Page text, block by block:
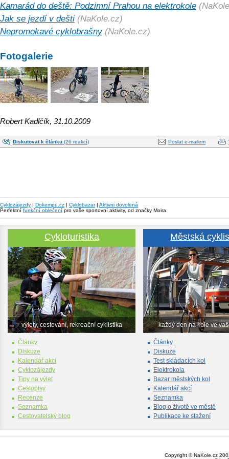
Kamarád do deště: Podzimní Prahou na elektrokole
Jak se jezdí v dešti (NaKole.cz)
Nepromokavé cyklobrašny(NaKole.cz)
Fotogalerie
Robert Kadlčík, 31.10.2009
Diskutovat k článku (26 reakcí) Poslat e-mailem
Cyklozájezdy | Dokempu.cz | Cyklobazar| Aktivni dovolená
Perfektní funkční oblečení pro vaše sportovní aktivity, od značky Moira.
Cykloturistika
výlety, cestování, rekreační cyklistika
Články
Diskuze
Kalendář akcí
Cyklozájezdy
Tipy na výlet
Cestopisy
Recenze
Seznamka
Cestovatelský blog
Městská
každý den na kole ve
Články
Diskuze
Test skládacích kol
Elektrokola
Bazar městských kol
Kalendář akcí
Seznamka
Blog o životě ve městě
Publikace ke stažení
Copyright © NaKole.cz